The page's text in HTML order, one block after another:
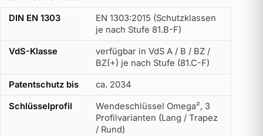
DIN EN 1303
EN 1303:2015 (Schutzklassen
je nach Stufe 81.B-F)
VdS-Klasse
verfügbar in VdS A / B / BZ /
BZ(+) je nach Stufe (81.C-F)
Patentschutz bis ca. 2034
Schlüsselprofil
Wendeschlüssel Omega², 3
Profilvarianten (Lang / Trapez
/ Rund)